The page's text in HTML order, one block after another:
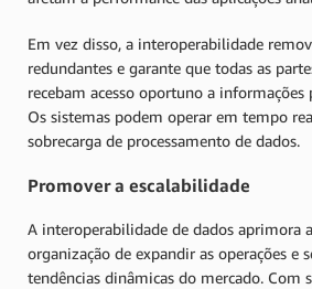
Em vez disso, a interoperabilidade
redundantes e garante que todas as
recebam acesso oportuno a informações
Os sistemas podem operar em tempo
sobrecarga de processamento de dados.
Promover a escalabilidade
A interoperabilidade de dados aprimora
organização de expandir as operações e
tendências dinâmicas do mercado. Com